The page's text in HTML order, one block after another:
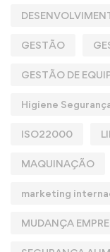
GESTÃO
GESTÃO DE
Higiene
ISO22000
MAQUINAÇÃO
marketing
MUDANÇA